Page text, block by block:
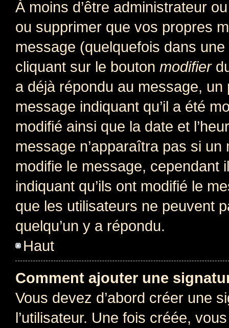
À moins d’être administrateur
ou supprimer que vos propres
message (quelquefois dans
cliquant sur le bouton modifier
a déjà répondu au message, un
message indiquant qu’il a été
modifié ainsi que la date et
message n’apparaîtra pas si
modifie le message, cependant
indiquant qu’ils ont modifié le
que les utilisateurs ne peuvent
quelqu’un y a répondu.
Haut
Comment ajouter une
Vous devez d’abord créer une
l’utilisateur. Une fois créée,